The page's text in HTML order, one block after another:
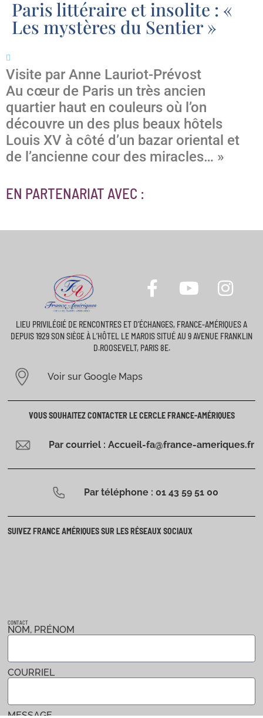
Paris littéraire et insolite : «
Les mystères du Sentier »
Visite par Anne Lauriot-Prévost
Au cœur de Paris un très ancien
quartier haut en couleurs où l’on
découvre un des plus beaux hôtels
Louis XV à côté d’un bazar oriental et
de l’ancienne cour des miracles… »
EN PARTENARIAT AVEC :
CONTACT
NOM, PRÉNOM
COURRIEL
MESSAGE
LIEU PRIVILÉGIÉ DE RENCONTRES ET D’ÉCHANGES, FRANCE-AMÉRIQUES A
DEPUIS 1929 SON SIÈGE À L’HÔTEL LE MAROIS SITUÉ AU 9 AVENUE FRANKLIN
D.ROOSEVELT, PARIS 8E.
Voir sur Google Maps
VOUS SOUHAITEZ CONTACTER LE CERCLE FRANCE-AMÉRIQUES
Par courriel : Accueil-fa@france-ameriques.fr
Par téléphone : 01 43 59 51 00
SUIVEZ FRANCE AMÉRIQUES SUR LES RÉSEAUX SOCIAUX